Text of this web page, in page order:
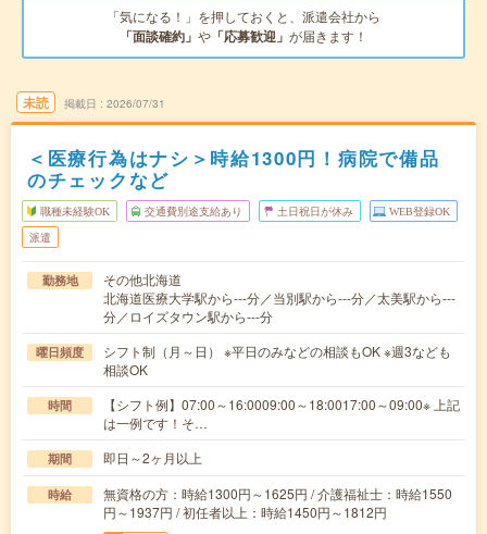
「気になる！」を押しておくと、派遣会社から
「面談確約」 や 「応募歓迎」 が届きます！
未読 掲載日 2026/07/31
＜医療行為はナシ＞時給1300円！病院で備品
のチェックなど
職種未経験OK 交通費別途支給あり 土日祝日が休み WEB登録OK
派遣
勤務地
その他北海道
北海道医療大学駅から---分／当別駅から---分／太美駅から---
分／ロイズタウン駅から---分
曜日頻度
シフト制（月～日） ※平日のみなどの相談もOK ※週3なども
相談OK
時間
【シフト例】07:00～16:0009:00～18:0017:00～09:00※ 上記
は一例です！そ…
期間 即日～2ヶ月以上
時給
無資格の方：時給1300円～1625円 / 介護福祉士：時給1550
円～1937円 / 初任者以上：時給1450円～1812円